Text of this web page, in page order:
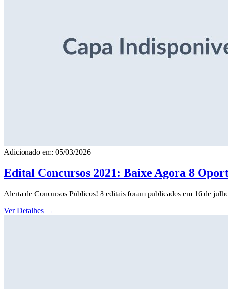
Adicionado em: 05/03/2026
Edital Concursos 2021: Baixe Agora 8
Alerta de Concursos Públicos! 8 editais foram publicados em 16 de
Ver Detalhes →